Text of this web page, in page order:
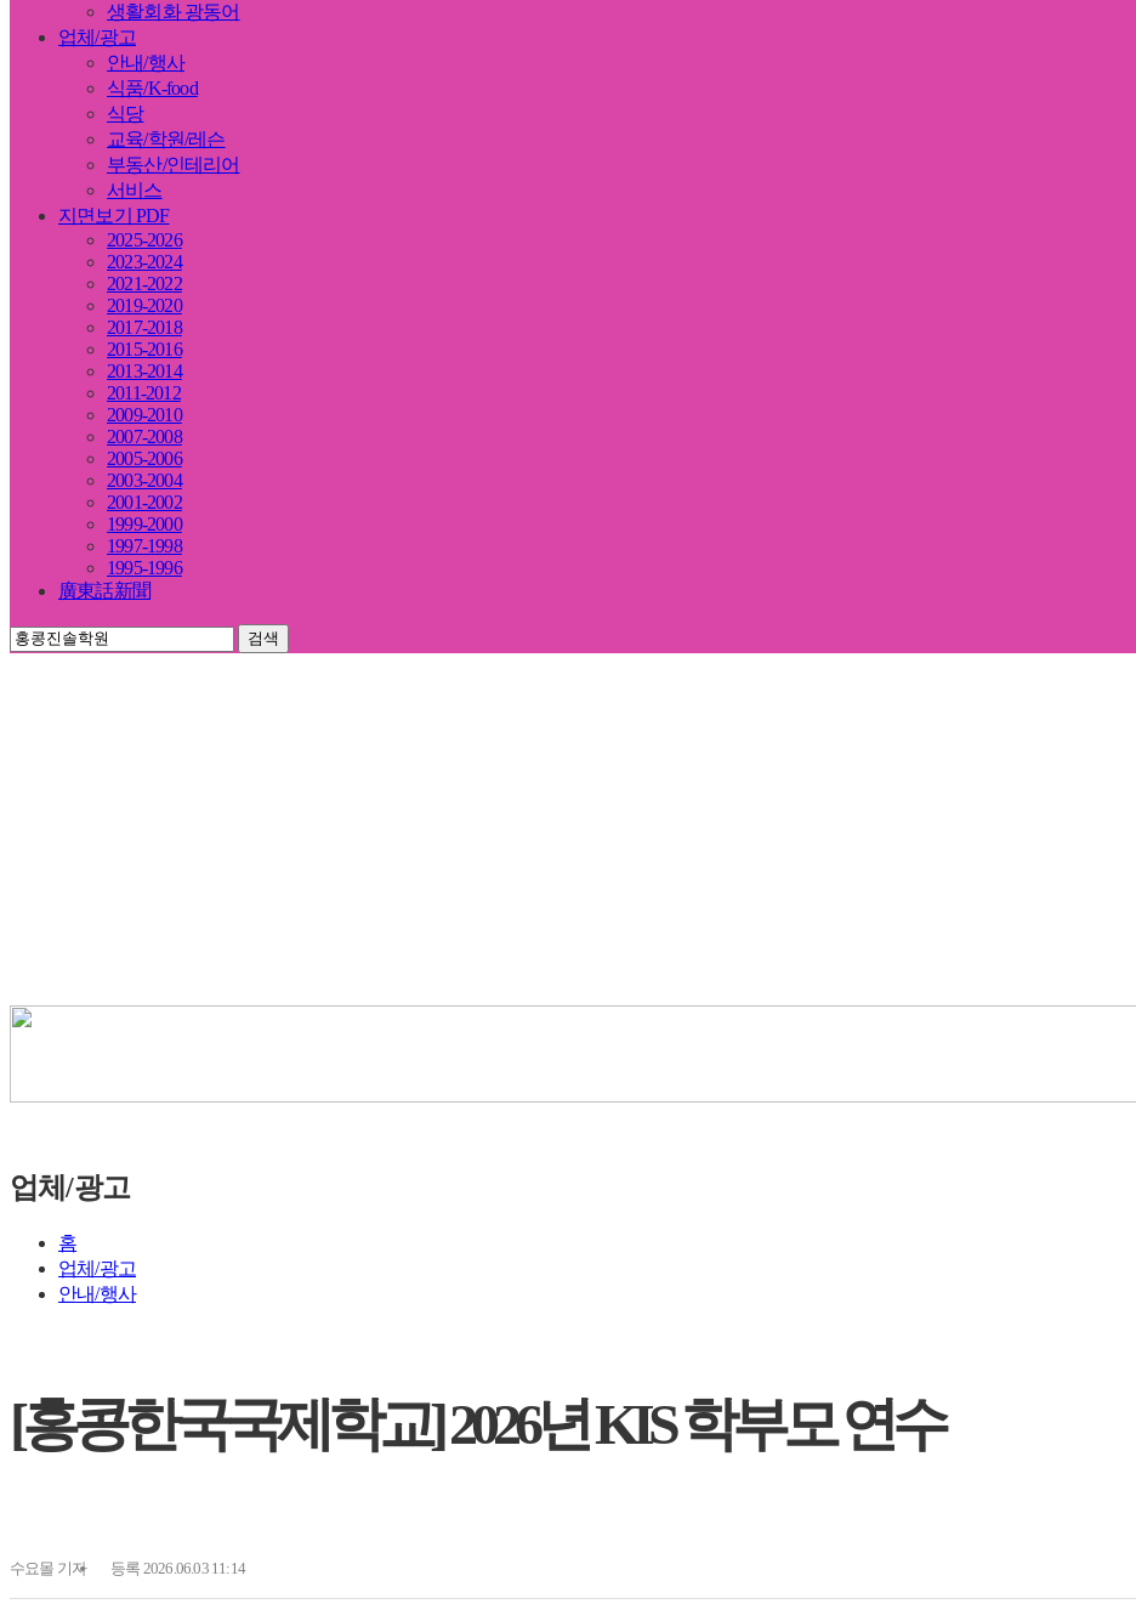
생활회화 광동어
업체/광고
안내/행사
식품/K-food
식당
교육/학원/레슨
부동산/인테리어
서비스
지면보기 PDF
2025-2026
2023-2024
2021-2022
2019-2020
2017-2018
2015-2016
2013-2014
2011-2012
2009-2010
2007-2008
2005-2006
2003-2004
2001-2002
1999-2000
1997-1998
1995-1996
廣東話新聞
검색
업체/광고
홈
업체/광고
안내/행사
[홍콩한국국제학교] 2026년 KIS 학부모 연수
수요몰 기자 등록 2026.06.03 11:14